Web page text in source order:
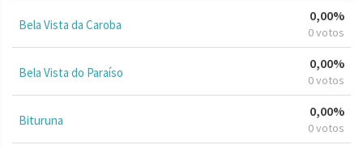
Bela Vista da Caroba
0,00%
0 votos
Bela Vista do Paraíso
0,00%
0 votos
Bituruna
0,00%
0 votos